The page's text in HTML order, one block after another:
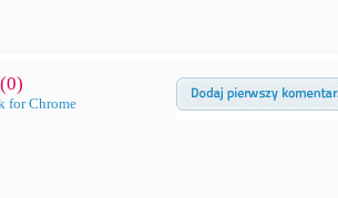
0)
for Chrome